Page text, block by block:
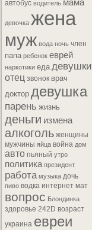
автобус водитель мама
девочка жена
муж вода ночь член
папа ребенок еврей
наркотики еда девушки
отец звонок врач
доктор девушка
парень жизнь
деньги измена
алкоголь женщины
мужчины яйца война дом
авто пьяный утро
политика президент
работа музыка дочь
пиво водка интернет мат
вопрос Блондинка
здоровье 242D возраст
украина евреи